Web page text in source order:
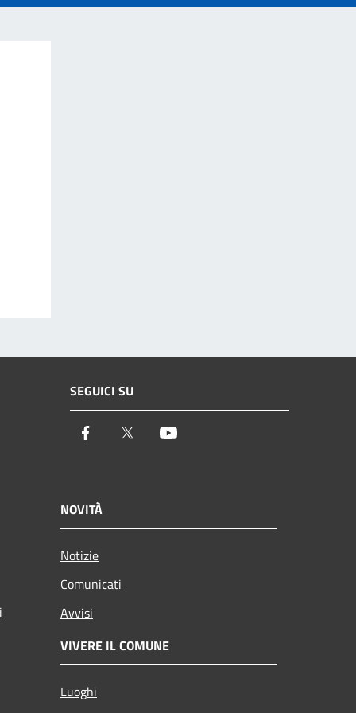
SEGUICI SU
Facebook Twitter
NOVITÀ
Notizie
Comunicati
Avvisi
VIVERE IL COMUNE
Luoghi